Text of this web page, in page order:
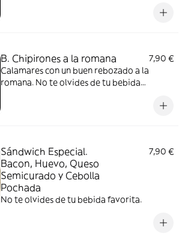
B. Chipirones a la romana
7,90 €
Calamares con un buen rebozado a la
romana. No te olvides de tu bebida
Sándwich Especial.
Bacon, Huevo, Queso
Semicurado y Cebolla
Pochada
7,90 €
No te olvides de tu bebida favorita.